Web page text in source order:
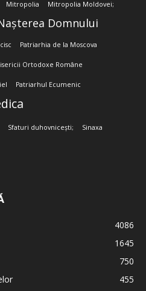
Mitropolia Mitropolia Moldovei;
Domnului
Patriarhia de la Moscova
Ortodoxe Române
Patriarhul Ecumenic
Sfaturi duhovnicești; Sinaxa
4086
1645
750
455